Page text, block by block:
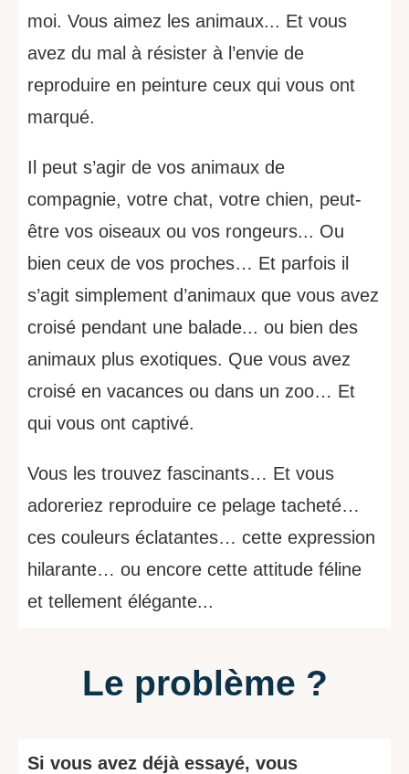
moi. Vous aimez les animaux... Et vous
avez du mal à résister à l’envie de
reproduire en peinture ceux qui vous ont
marqué.
Il peut s’agir de vos animaux de
compagnie, votre chat, votre chien, peut-
être vos oiseaux ou vos rongeurs... Ou
bien ceux de vos proches… Et parfois il
s’agit simplement d’animaux que vous avez
croisé pendant une balade... ou bien des
animaux plus exotiques. Que vous avez
croisé en vacances ou dans un zoo… Et
qui vous ont captivé.
Vous les trouvez fascinants… Et vous
adoreriez reproduire ce pelage tacheté…
ces couleurs éclatantes… cette expression
hilarante… ou encore cette attitude féline
et tellement élégante...
Le problème ?
Si vous avez déjà essayé, vous